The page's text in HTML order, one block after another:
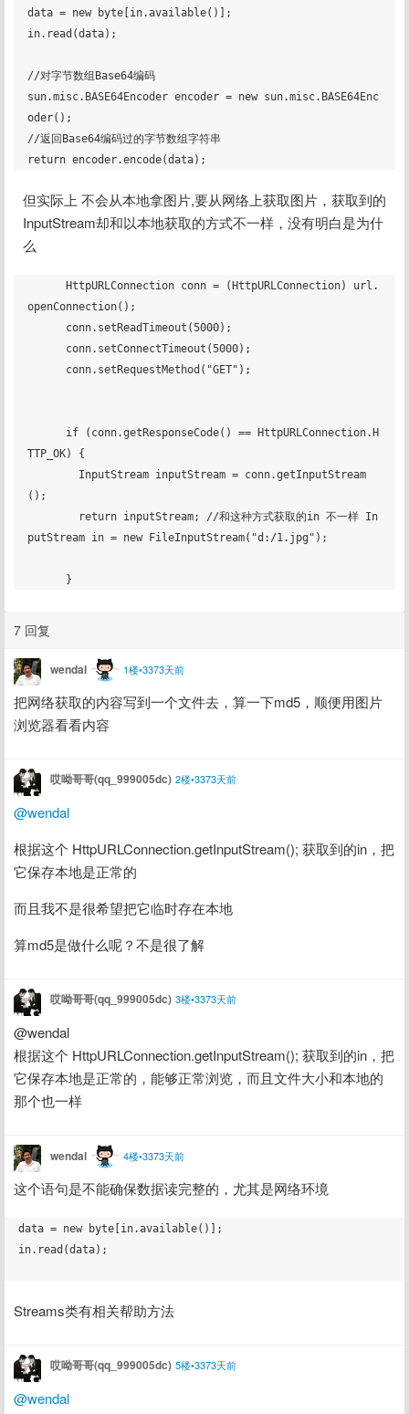
data = new byte[in.available()];
in.read(data);
//对字节数组Base64编码
sun.misc.BASE64Encoder encoder = new sun.misc.BASE64Enc
oder();
//返回Base64编码过的字节数组字符串
但实际上 不会从本地拿图片,要从网络上获取图片，获取到的
InputStream却和以本地获取的方式不一样，没有明白是为什
么
openConnection();
TTP_OK) {
();
putStream in = new FileInputStream("d:/1.jpg");
7 回复
wendal 1楼•3373天前
把网络获取的内容写到一个文件去，算一下md5，顺便用图片
浏览器看看内容
哎呦哥哥(qq_999005dc) 2楼•3373天前
@wendal
根据这个 HttpURLConnection.getInputStream(); 获取到的in，把
它保存本地是正常的
而且我不是很希望把它临时存在本地
算md5是做什么呢？不是很了解
哎呦哥哥(qq_999005dc) 3楼•3373天前
@wendal
根据这个 HttpURLConnection.getInputStream(); 获取到的in，把
它保存本地是正常的，能够正常浏览，而且文件大小和本地的
那个也一样
wendal 4楼•3373天前
这个语句是不能确保数据读完整的，尤其是网络环境
data = new byte[in.available()];
in.read(data);
Streams类有相关帮助方法
哎呦哥哥(qq_999005dc) 5楼•3373天前
@wendal